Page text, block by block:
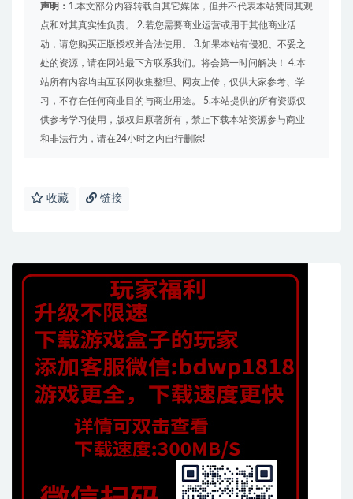
声明： 1.本文部分内容转载自其它媒体，但并不代表本站赞同其观
点和对其真实性负责。 2.若您需要商业运营或用于其他商业活
动，请您购买正版授权并合法使用。 3.如果本站有侵犯、不妥之
处的资源，请在网站最下方联系我们。将会第一时间解决！ 4.本
站所有内容均由互联网收集整理、网友上传，仅供大家参考、学
习，不存在任何商业目的与商业用途。 5.本站提供的所有资源仅
供参考学习使用，版权归原著所有，禁止下载本站资源参与商业
和非法行为，请在24小时之内自行删除!
收藏 链接